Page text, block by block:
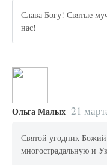
Слава Богу! Святые
нас!
Ольга Малых 21
Святой угодник
многострадальную и